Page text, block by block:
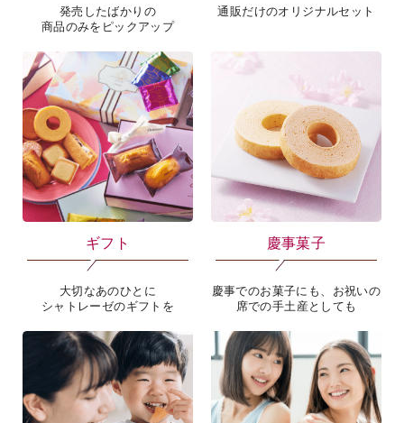
発売したばかりの
商品のみをピックアップ
通販だけのオリジナルセット
ギフト
大切なあのひとに
シャトレーゼのギフトを
慶事菓子
慶事でのお菓子にも、お祝いの
席での手土産としても
Indonesia
Singapore
Malaysia
Hong Kong
UAE
Thailand